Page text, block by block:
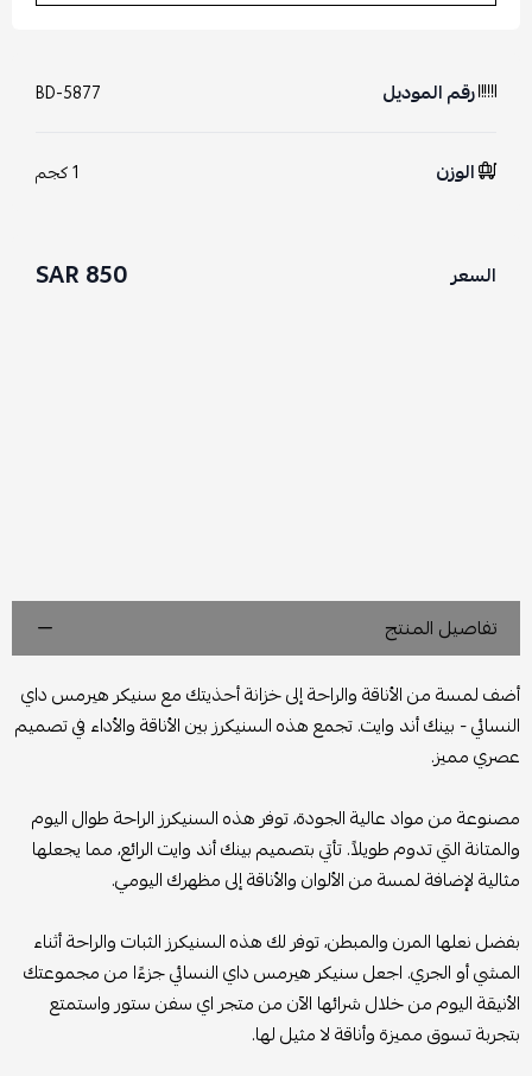
رقم الموديل BD-5877
الوزن 1 كجم
السعر 850 SAR
تفاصيل المنتج
أضف لمسة من الأناقة والراحة إلى خزانة أحذيتك مع سنيكر هيرمس داي
النسائي - بينك أند وايت. تجمع هذه السنيكرز بين الأناقة والأداء في تصميم
عصري مميز.
مصنوعة من مواد عالية الجودة، توفر هذه السنيكرز الراحة طوال اليوم
والمتانة التي تدوم طويلاً. تأتي بتصميم بينك أند وايت الرائع، مما يجعلها
مثالية لإضافة لمسة من الألوان والأناقة إلى مظهرك اليومي.
بفضل نعلها المرن والمبطن، توفر لك هذه السنيكرز الثبات والراحة أثناء
المشي أو الجري. اجعل سنيكر هيرمس داي النسائي جزءًا من مجموعتك
الأنيقة اليوم من خلال شرائها الآن من متجر اي سفن ستور واستمتع
بتجربة تسوق مميزة وأناقة لا مثيل لها.